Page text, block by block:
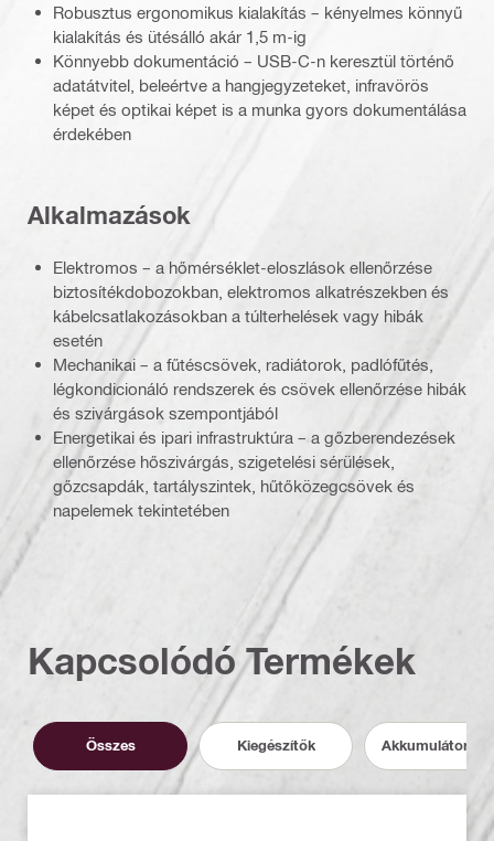
Robusztus ergonomikus kialakítás – kényelmes könnyű
kialakítás és ütésálló akár 1,5 m-ig
Könnyebb dokumentáció – USB-C-n keresztül történő
adatátvitel, beleértve a hangjegyzeteket, infravörös
képet és optikai képet is a munka gyors dokumentálása
érdekében
Alkalmazások
Elektromos – a hőmérséklet-eloszlások ellenőrzése
biztosítékdobozokban, elektromos alkatrészekben és
kábelcsatlakozásokban a túlterhelések vagy hibák
esetén
Mechanikai – a fűtéscsövek, radiátorok, padlófűtés,
légkondicionáló rendszerek és csövek ellenőrzése hibák
és szivárgások szempontjából
Energetikai és ipari infrastruktúra – a gőzberendezések
ellenőrzése hőszivárgás, szigetelési sérülések,
gőzcsapdák, tartályszintek, hűtőközegcsövek és
napelemek tekintetében
Kapcsolódó Termékek
Összes Kiegészítők Akkumulátor és